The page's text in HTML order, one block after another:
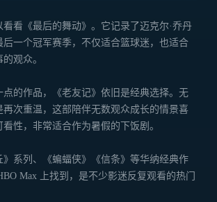
看《最后的舞动》。它记录了迈克尔·乔丹
后一个冠军赛季，不仅适合篮球迷，也适合
观众。
点的作品，《老友记》依旧是经典选择。无
再次重温，这部陪伴无数观众成长的情景喜
性，非常适合作为暑假的下饭剧。
》系列、《蝙蝠侠》《信条》等华纳经典作
Max 上找到，是不少影迷反复观看的热门